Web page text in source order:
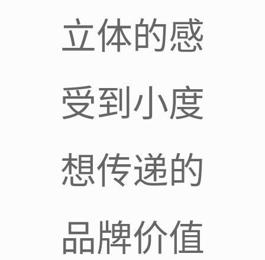
立体的感
受到小度
想传递的
品牌价值